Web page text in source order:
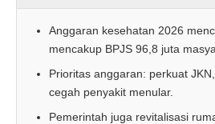
Anggaran kesehatan 2026
mencakup BPJS 96,8 juta
Prioritas anggaran: perkuat
cegah penyakit menular.
Pemerintah juga revitalisasi